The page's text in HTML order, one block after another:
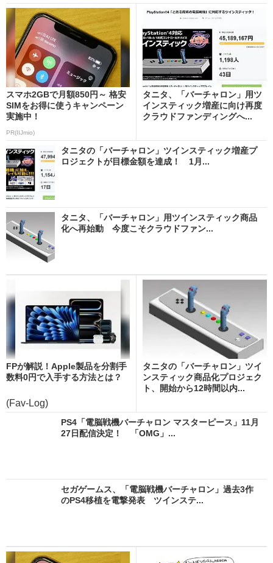
スマホ2GBで月額850円～ 格安
SIMをお得に使うキャンペーン
実施中！
PR(IIJmio)
タニタ、「バーチャロン」用ツ
インスティック増産に向け再度
クラウドファンディングへ...
タニタの「バーチャロン」ツインスティック増産プ
ロジェクトが目標金額を達成！ 1月...
タニタ、「バーチャロン」用ツインスティック商品
化へ再始動 今度こそクラウドファン...
FPが解説！Apple製品を分割手
数料0円で入手する方法とは？
(Fav-Log)
タニタの「バーチャロン」ツイ
ンスティック商品化プロジェク
ト、開始から12時間以内...
PS4「電脳戦機バーチャロン マスターピース」11月
27日配信決定！ 「OMG」...
セガゲームス、「電脳戦機バーチャロン」過去3作
のPS4移植を電撃発表 ツインステ...